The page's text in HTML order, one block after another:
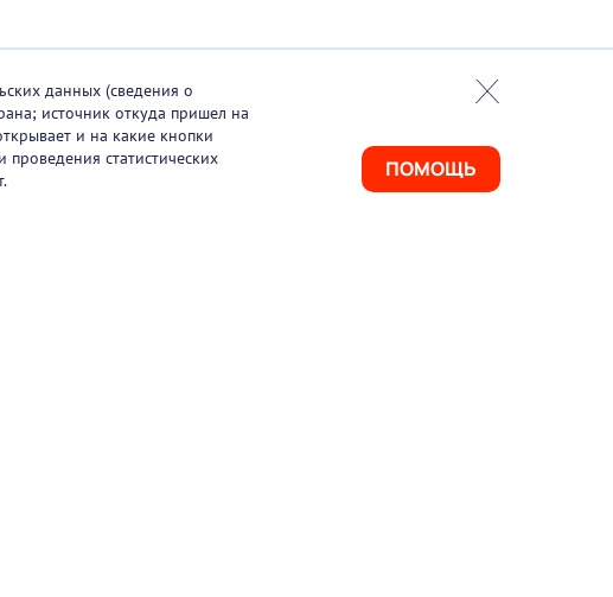
ПОМОЩЬ
данных (сведения о
источник откуда пришел на
и на какие кнопки
статистических